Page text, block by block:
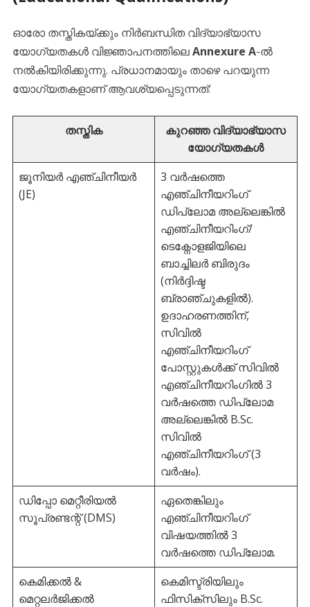
​ഓരോ തസ്തികയ്ക്കും നിർബന്ധിത വിദ്യാഭ്യാസ
യോഗ്യതകൾ വിജ്ഞാപനത്തിലെAnnexure A-ൽ
നൽകിയിരിക്കുന്നു. പ്രധാനമായും താഴെ പറയുന്ന
യോഗ്യതകളാണ് ആവശ്യപ്പെടുന്നത്:
തസ്തിക
കുറഞ്ഞ വിദ്യാഭ്യാസ
യോഗ്യതകൾ
ജൂനിയർ എഞ്ചിനീയർ
(JE)
3 വർഷത്തെ
എഞ്ചിനീയറിംഗ്
ഡിപ്ലോമ അല്ലെങ്കിൽ
എഞ്ചിനീയറിംഗ്/
ടെക്നോളജിയിലെ
ബാച്ചിലർ ബിരുദം
(നിർദ്ദിഷ്ട
ബ്രാഞ്ചുകളിൽ).
ഉദാഹരണത്തിന്,
സിവിൽ
എഞ്ചിനീയറിംഗ്
പോസ്റ്റുകൾക്ക് സിവിൽ
എഞ്ചിനീയറിംഗിൽ 3
വർഷത്തെ ഡിപ്ലോമ
അല്ലെങ്കിൽ B.Sc.
സിവിൽ
എഞ്ചിനീയറിംഗ് (3
വർഷം).
ഡിപ്പോ മെറ്റീരിയൽ
സൂപ്രണ്ടന്റ് (DMS)
ഏതെങ്കിലും
എഞ്ചിനീയറിംഗ്
വിഷയത്തിൽ 3
വർഷത്തെ ഡിപ്ലോമ.
കെമിക്കൽ &
മെറ്റലർജിക്കൽ
കെമിസ്ട്രിയിലും
ഫിസിക്സിലും B.Sc.